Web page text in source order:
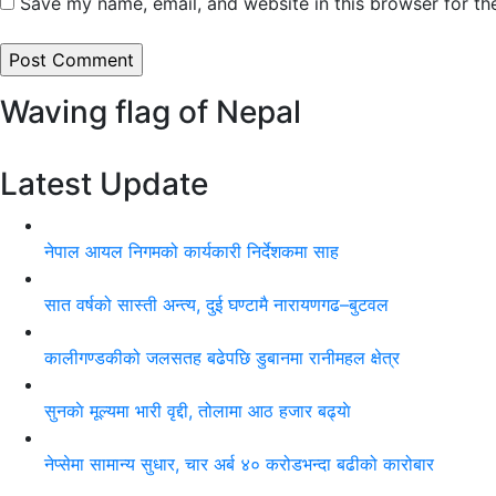
Waving flag of Nepal
Latest Update
नेपाल आयल निगमको कार्यकारी निर्देशकमा साह
सात वर्षको सास्ती अन्त्य, दुई घण्टामै नारायणगढ–बुटवल
कालीगण्डकीको जलसतह बढेपछि डुबानमा रानीमहल क्षेत्र
सुनकाे मूल्यमा भारी वृद्दी, तोलामा आठ हजार बढ्याे
नेप्सेमा सामान्य सुधार, चार अर्ब ४० करोडभन्दा बढीको कारोबार